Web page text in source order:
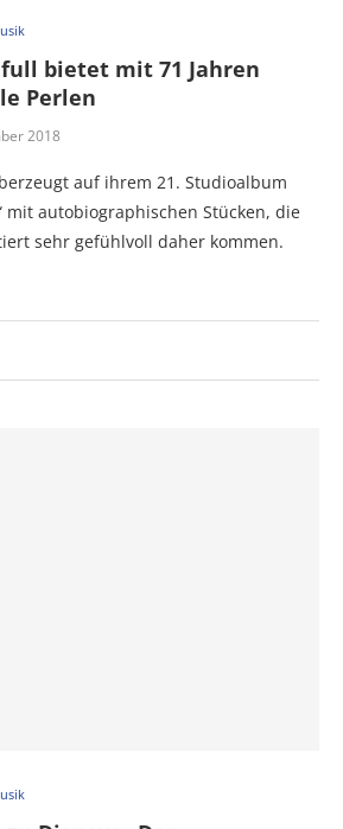
bietet mit 71 Jahren
Perlen
2018
auf ihrem 21. Studioalbum
mit autobiographischen Stücken, die
sehr gefühlvoll daher kommen.